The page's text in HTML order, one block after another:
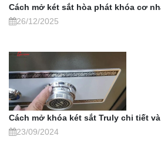
Cách mở két sắt hòa phát khóa cơ
26/12/2025
Cách mở khóa két sắt Truly chi tiết
23/09/2024